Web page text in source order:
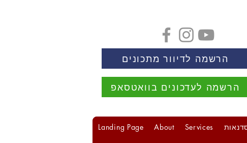
הרשמה לדיוור מתכונים
הרשמה לעדכונים בוואטסאפ
Services
About
Landing Page